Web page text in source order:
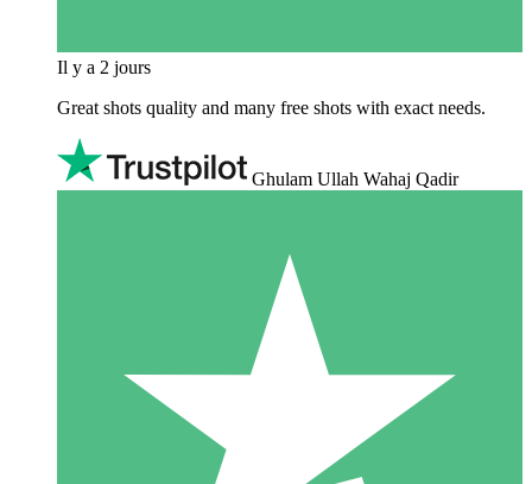
Il y a 2 jours
Great shots quality and many free shots with exact needs.
Ghulam Ullah Wahaj Qadir